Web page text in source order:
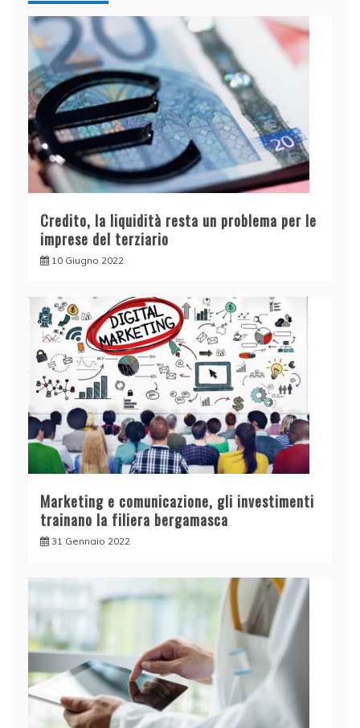
Credito, la liquidità resta un problema per le
imprese del terziario
10 Giugno 2022
Marketing e comunicazione, gli investimenti
trainano la filiera bergamasca
31 Gennaio 2022